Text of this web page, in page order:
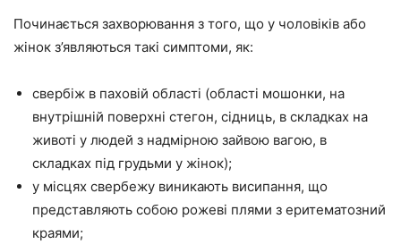
Починається захворювання з того, що у чоловіків або
жінок з’являються такі симптоми, як:
свербіж в паховій області (області мошонки, на
внутрішній поверхні стегон, сідниць, в складках на
животі у людей з надмірною зайвою вагою, в
складках під грудьми у жінок);
у місцях свербежу виникають висипання, що
представляють собою рожеві плями з еритематозний
краями;